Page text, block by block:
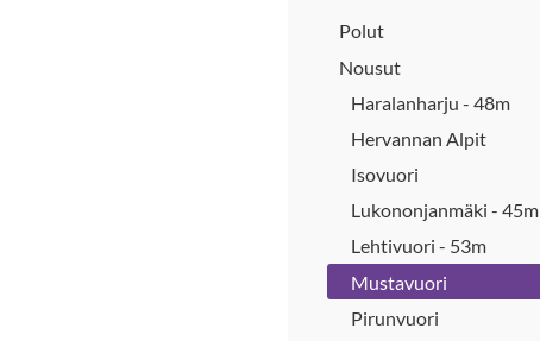
Polut
Nousut
Haralanharju - 48m
Hervannan Alpit
Isovuori
Lukononjanmäki - 45m
Lehtivuori - 53m
Mustavuori
Pirunvuori